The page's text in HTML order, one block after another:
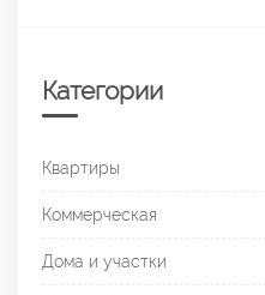
Категории
Квартиры
Коммерческая
Дома и участки